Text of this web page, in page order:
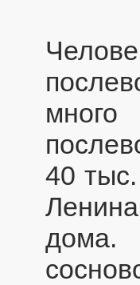
40
дома.